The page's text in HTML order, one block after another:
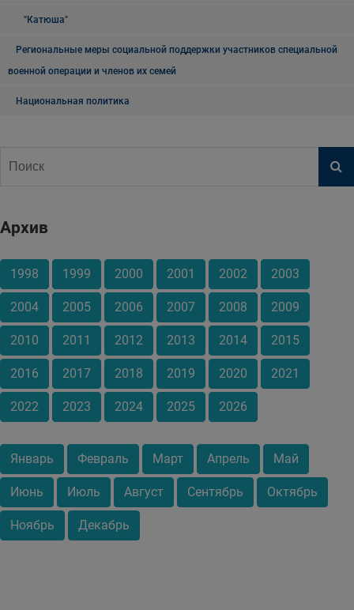
"Катюша"
Региональные меры социальной поддержки участников специальной
военной операции и членов их семей
Национальная политика
Архив
1998 1999 2000 2001 2002 2003
2004 2005 2006 2007 2008 2009
2010 2011 2012 2013 2014 2015
2016 2017 2018 2019 2020 2021
2022 2023 2024 2025 2026
Январь Февраль Март Апрель Май
Июнь Июль Август Сентябрь Октябрь
Ноябрь Декабрь